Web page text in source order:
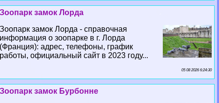
Зоопарк замок Лорда
Зоопарк замок Лорда - справочная
информация о зоопарке в г. Лорда
(Франция): адрес, телефоны, график
работы, официальный сайт в 2023 году...
05 08 2026 6:24:30
Зоопарк замок Бурбонне